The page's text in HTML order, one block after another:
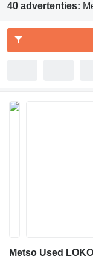
40 advertenties:
Metso Used